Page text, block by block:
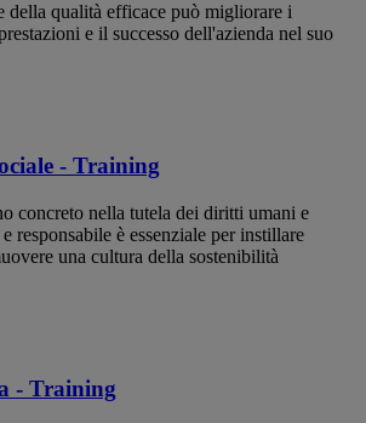
della qualità efficace può migliorare i
e il successo dell'azienda nel suo
- Training
concreto nella tutela dei diritti umani e
responsabile è essenziale per instillare
una cultura della sostenibilità
- Training